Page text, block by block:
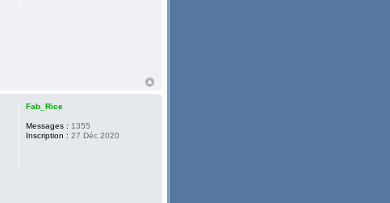
Fab_Rice
Messages : 1355
Inscription : 27 Déc 2020